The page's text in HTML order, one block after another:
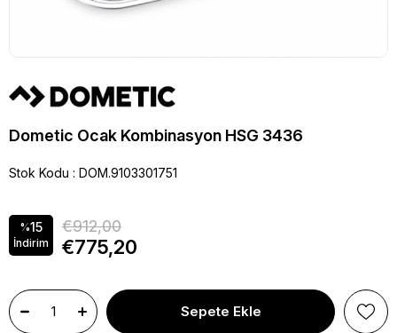
Dometic Ocak Kombinasyon HSG 3436
Stok Kodu DOM.9103301751
%15
İndirim
€912,00
€775,20